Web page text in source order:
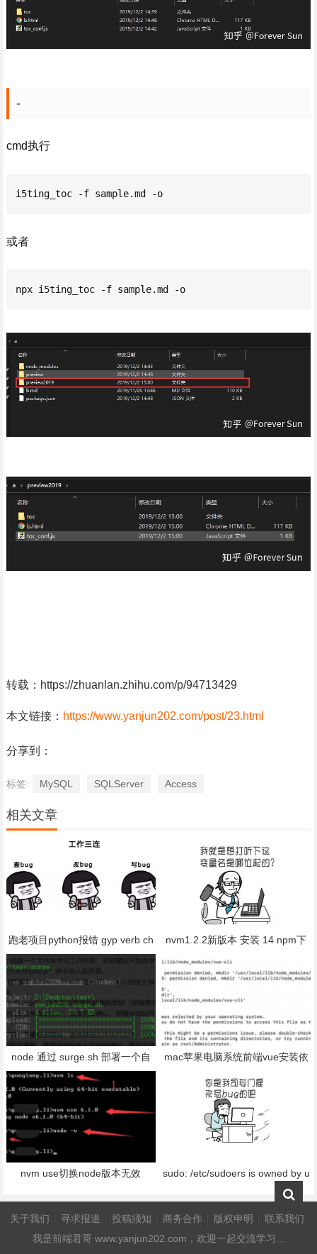
-
cmd执行
i5ting_toc -f sample.md -o
或者
npx i5ting_toc -f sample.md -o
转载：https://zhuanlan.zhihu.com/p/94713429
本文链接： https://www.yanjun202.com/post/23.html
分享到：
标签: MySQL SQLServer Access
相关文章
跑老项目python报错 gyp verb ch
eck python checking for Python e
xecutable "python2" in the PATH
gyp
nvm1.2.2新版本 安装 14 npm下
system cannot find the file specifi
ed.
node 通过 surge.sh 部署一个自
己的个人网站/文件存储站 - 完全
免费
mac苹果电脑系统前端vue安装依
解决
nvm use切换node版本无效
sudo: /etc/sudoers is owned by u
id 501, should be 报错
关于我们 寻求报道 投稿须知 商务合作 版权申明
联系我们
我是前端君哥 www.yanjun202.com ，欢迎一起交流学习...